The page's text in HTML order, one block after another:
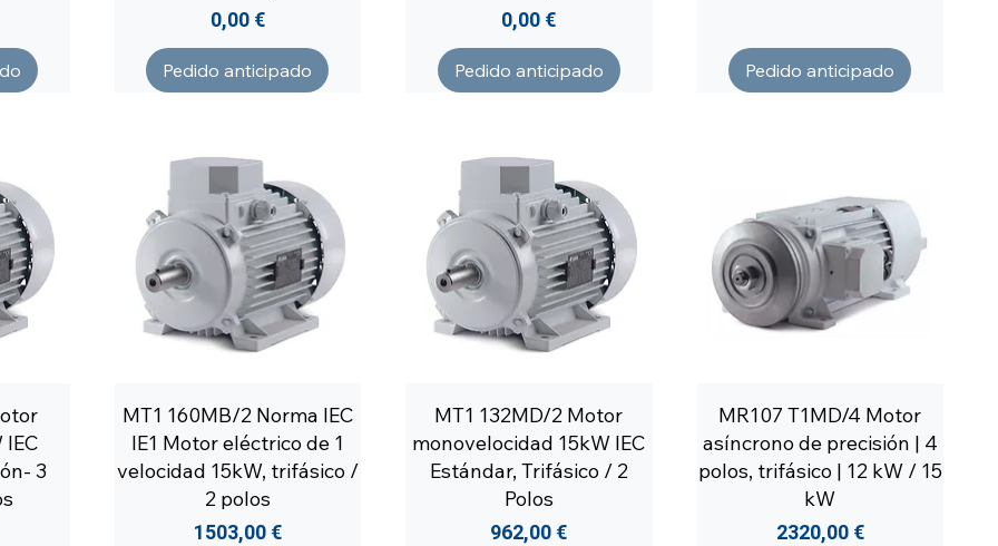
Precio
0,00 €
Pedido anticipado
Precio
0,00 €
Pedido anticipado Pedido anticipado
3
MT1 160MB/2 Norma IEC
IE1 Motor eléctrico de 1
velocidad 15kW, trifásico /
2 polos
Precio
1503,00 €
MT1 132MD/2 Motor
monovelocidad 15kW IEC
Estándar, Trifásico / 2
Polos
Precio
962,00 €
MR107 T1MD/4 Motor
asíncrono de precisión | 4
polos, trifásico | 12 kW / 15
kW
Precio
2320,00 €